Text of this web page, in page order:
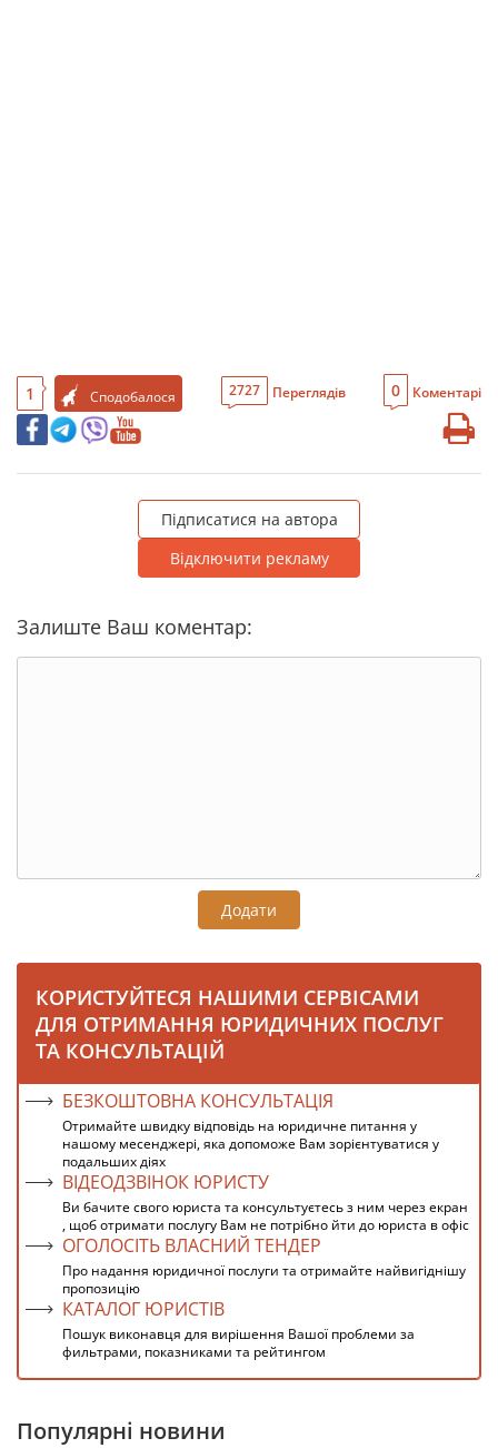
1 Сподобалося 2727 Переглядів 0 Коментарі
Підписатися на автора
Відключити рекламу
Залиште Ваш коментар:
Додати
КОРИСТУЙТЕСЯ НАШИМИ СЕРВІСАМИ
ДЛЯ ОТРИМАННЯ ЮРИДИЧНИХ ПОСЛУГ
ТА КОНСУЛЬТАЦІЙ
БЕЗКОШТОВНА КОНСУЛЬТАЦІЯ
Отримайте швидку відповідь на юридичне питання у
нашому месенджері, яка допоможе Вам зорієнтуватися у
подальших діях
ВІДЕОДЗВІНОК ЮРИСТУ
Ви бачите свого юриста та консультуєтесь з ним через екран
, щоб отримати послугу Вам не потрібно йти до юриста в офіс
ОГОЛОСІТЬ ВЛАСНИЙ ТЕНДЕР
Про надання юридичної послуги та отримайте найвигіднішу
пропозицію
КАТАЛОГ ЮРИСТІВ
Пошук виконавця для вирішення Вашої проблеми за
фильтрами, показниками та рейтингом
Популярні новини